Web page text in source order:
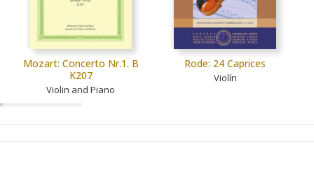
Mozart: Concerto Nr.1. B
K207
Violin and Piano
Rode: 24 Caprices
Violín